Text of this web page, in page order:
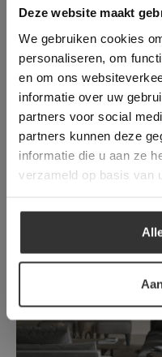
Deze website maakt
We gebruiken cookies
personaliseren, om
en om ons
informatie over uw
partners voor social
partners kunnen deze
informatie die u aan ze
verzameld op basis van
Kronos | Le
Keramiek
Beleef de Tijdloze
This Cookie
longer working.
Deze website
gebruik te